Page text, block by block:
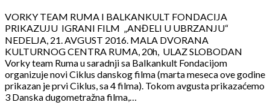
VORKY TEAM RUMA I BALKANKULT FONDACIJA
PRIKAZUJU IGRANI FILM „ANĐELI U UBRZANJU“
NEDELJA, 21. AVGUST 2016. MALA DVORANA
KULTURNOG CENTRA RUMA, 20h, ULAZ SLOBODAN
Vorky team Ruma u saradnji sa Balkankult Fondacijom
organizuje novi Ciklus danskog filma (marta meseca ove godine
prikazan je prvi Ciklus, sa 4 filma). Tokom avgusta prikazaćemo
3 Danska dugometražna filma,…